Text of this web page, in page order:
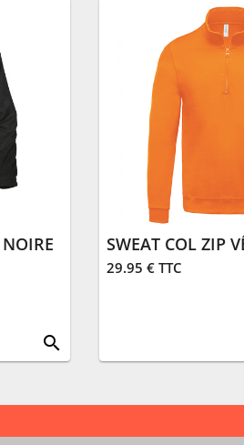
search
29.95 € TTC